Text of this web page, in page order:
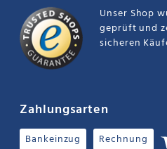
Unser Shop
geprüft und
sicheren
Zahlungsarten
Bankeinzug Rechnung